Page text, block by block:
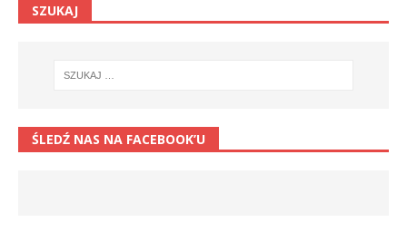
SZUKAJ
ŚLEDŹ NAS NA FACEBOOK’U